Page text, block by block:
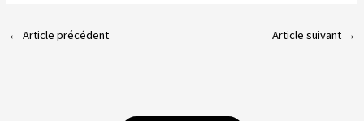
← Article précédent Article suivant →